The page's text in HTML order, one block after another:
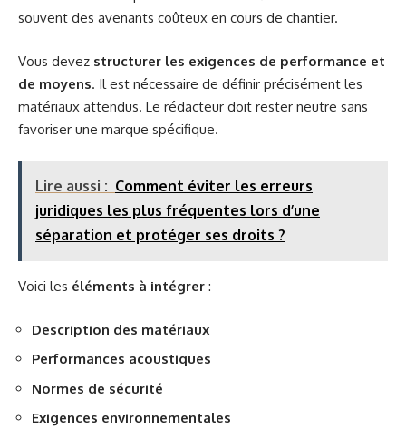
souvent des avenants coûteux en cours de chantier.
Vous devez structurer les exigences de performance et
de moyens. Il est nécessaire de définir précisément les
matériaux attendus. Le rédacteur doit rester neutre sans
favoriser une marque spécifique.
Lire aussi : Comment éviter les erreurs
juridiques les plus fréquentes lors d’une
séparation et protéger ses droits ?
Voici les éléments à intégrer :
Description des matériaux
Performances acoustiques
Normes de sécurité
Exigences environnementales